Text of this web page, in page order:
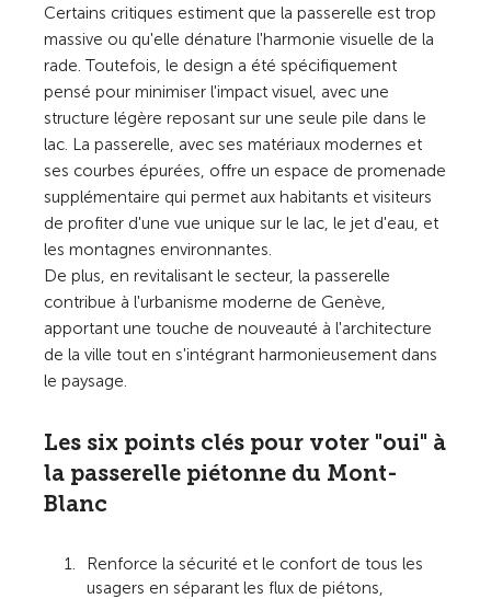
Certains critiques estiment que la passerelle est trop
massive ou qu'elle dénature l'harmonie visuelle de la
rade. Toutefois, le design a été spécifiquement
pensé pour minimiser l'impact visuel, avec une
structure légère reposant sur une seule pile dans le
lac. La passerelle, avec ses matériaux modernes et
ses courbes épurées, offre un espace de promenade
supplémentaire qui permet aux habitants et visiteurs
de profiter d'une vue unique sur le lac, le jet d'eau, et
les montagnes environnantes.
De plus, en revitalisant le secteur, la passerelle
contribue à l'urbanisme moderne de Genève,
apportant une touche de nouveauté à l'architecture
de la ville tout en s'intégrant harmonieusement dans
le paysage.
Les six points clés pour voter "oui" à
la passerelle piétonne du Mont-
Blanc
Renforce la sécurité et le confort de tous les
usagers en séparant les flux de piétons,